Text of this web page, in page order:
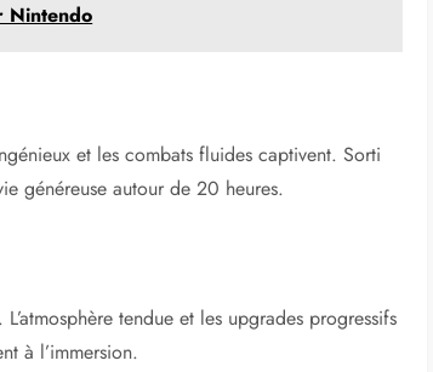
Nintendo
et les combats fluides captivent. Sorti
généreuse autour de 20 heures.
tendue et les upgrades progressifs
à l’immersion.